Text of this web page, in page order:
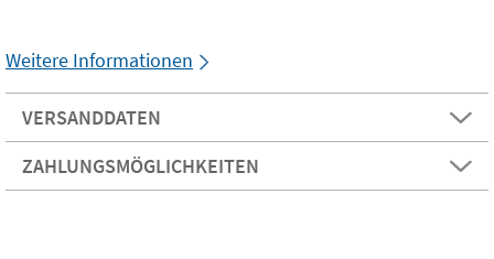
Weitere Informationen
VERSANDDATEN
ZAHLUNGSMÖGLICHKEITEN